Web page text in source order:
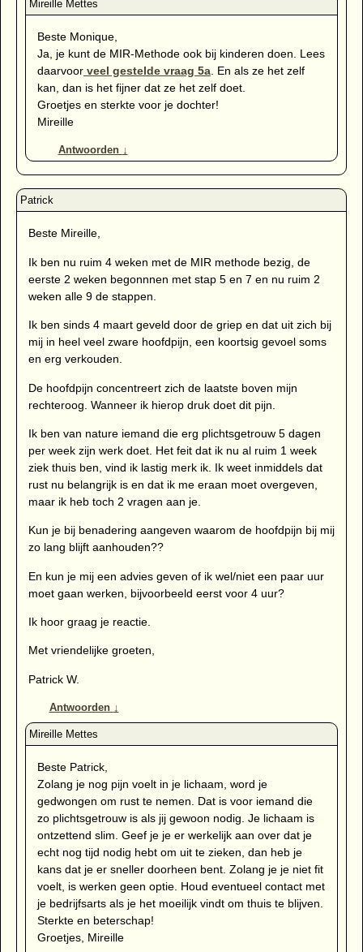
Beste Monique,
Ja, je kunt de MIR-Methode ook bij kinderen doen. Lees
daarvoorveel gestelde vraag 5a. En als ze het zelf
kan, dan is het fijner dat ze het zelf doet.
Groetjes en sterkte voor je dochter!
Mireille
Antwoorden ↓
Beste Mireille,
Ik ben nu ruim 4 weken met de MIR methode bezig, de
eerste 2 weken begonnnen met stap 5 en 7 en nu ruim 2
weken alle 9 de stappen.
Ik ben sinds 4 maart geveld door de griep en dat uit zich bij
mij in heel veel zware hoofdpijn, een koortsig gevoel soms
en erg verkouden.
De hoofdpijn concentreert zich de laatste boven mijn
rechteroog. Wanneer ik hierop druk doet dit pijn.
Ik ben van nature iemand die erg plichtsgetrouw 5 dagen
per week zijn werk doet. Het feit dat ik nu al ruim 1 week
ziek thuis ben, vind ik lastig merk ik. Ik weet inmiddels dat
rust nu belangrijk is en dat ik me eraan moet overgeven,
maar ik heb toch 2 vragen aan je.
Kun je bij benadering aangeven waarom de hoofdpijn bij mij
zo lang blijft aanhouden??
En kun je mij een advies geven of ik wel/niet een paar uur
moet gaan werken, bijvoorbeeld eerst voor 4 uur?
Ik hoor graag je reactie.
Met vriendelijke groeten,
Patrick W.
Antwoorden ↓
Beste Patrick,
Zolang je nog pijn voelt in je lichaam, word je
gedwongen om rust te nemen. Dat is voor iemand die
zo plichtsgetrouw is als jij gewoon nodig. Je lichaam is
ontzettend slim. Geef je je er werkelijk aan over dat je
echt nog tijd nodig hebt om uit te zieken, dan heb je
kans dat je er sneller doorheen bent. Zolang je je niet fit
voelt, is werken geen optie. Houd eventueel contact met
je bedrijfsarts als je het moeilijk vindt om thuis te blijven.
Sterkte en beterschap!
Groetjes, Mireille